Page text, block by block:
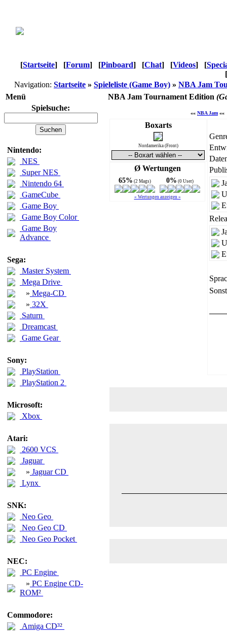
[Startseite] [Forum] [Pinboard] [Chat] [Videos] [
[
Navigation: Startseite » Spieleliste (Game Boy) » NBA Jam
Menü
NBA Jam Tournament Edition
Spielsuche:
Nintendo:
NES
Super NES
Nintendo 64
GameCube
Game Boy
Game Boy Color
Game Boy
Advance
Sega:
Master System
Mega Drive
» Mega-CD
» 32X
Saturn
Dreamcast
Game Gear
Sony:
PlayStation
PlayStation 2
Microsoft:
Xbox
Atari:
2600 VCS
Jaguar
» Jaguar CD
Lynx
SNK:
Neo Geo
Neo Geo CD
Neo Geo Pocket
NEC:
PC Engine
» PC Engine CD-
ROM²
Commodore:
Amiga CD³²
«« NBA Jam ««
Boxarts
Nordamerika (Front)
Ø Wertungen
65% (2 Mags) 0% (0 User)
« Wertungen anzeigen »